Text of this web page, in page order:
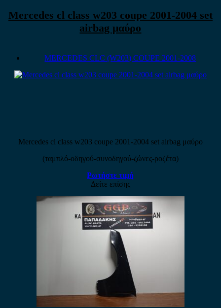
Mercedes cl class w203 coupe 2001-2004 set
airbag μαύρο
MERCEDES CLC (W203) COUPE 2001-2008
Mercedes cl class w203 coupe 2001-2004 set airbag μαύρο
(ταμπλό-οδηγού-συνοδηγού-ζώνες-ροζέτα)
Ρωτήστε τιμή
Δείτε επίσης